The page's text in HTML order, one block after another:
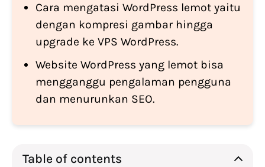
Cara mengatasi WordPress lemot yaitu
dengan kompresi gambar hingga
upgrade ke VPS WordPress.
Website WordPress yang lemot bisa
mengganggu pengalaman pengguna
dan menurunkan SEO.
Table of contents